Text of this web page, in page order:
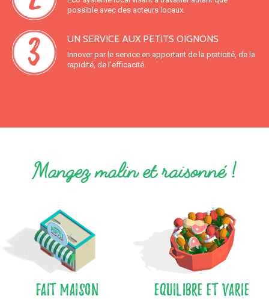
possible avec des acteurs locaux.
UN SERVICE AUX PETITS OIGNONS
Innover par le service en apportant de la praticité, de la
rapidité, de l’efficacité.
Mangez malin et raisonné !
Fait maison Equilibre et varie